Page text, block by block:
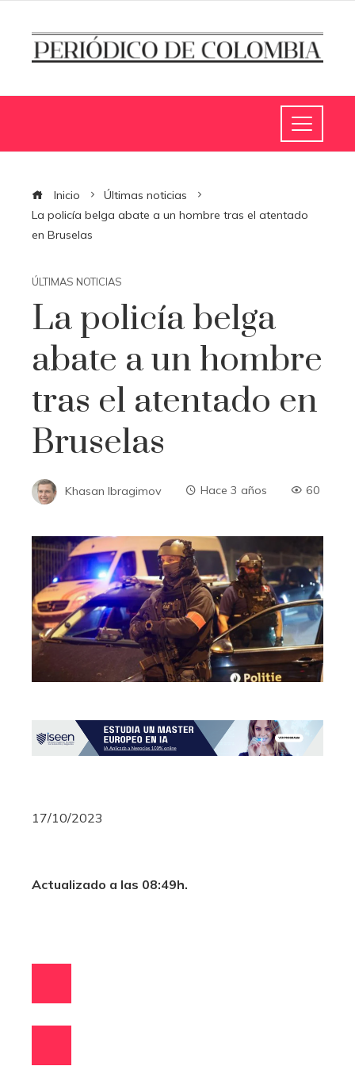
Inicio
Últimas noticias
La policía belga abate a un hombre tras el atentado
en Bruselas
ÚLTIMAS NOTICIAS
La policía belga
abate a un hombre
tras el atentado en
Bruselas
Khasan Ibragimov Hace 3 años 60
17/10/2023
Actualizado a las 08:49h.